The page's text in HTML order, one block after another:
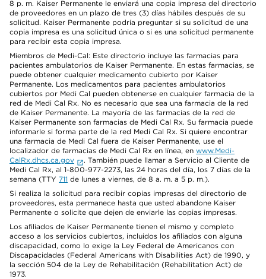
8 p. m. Kaiser Permanente le enviará una copia impresa del directorio
de proveedores en un plazo de tres (3) días hábiles después de su
solicitud. Kaiser Permanente podría preguntar si su solicitud de una
copia impresa es una solicitud única o si es una solicitud permanente
para recibir esta copia impresa.
Miembros de Medi-Cal: Este directorio incluye las farmacias para
pacientes ambulatorios de Kaiser Permanente. En estas farmacias, se
puede obtener cualquier medicamento cubierto por Kaiser
Permanente. Los medicamentos para pacientes ambulatorios
cubiertos por Medi Cal pueden obtenerse en cualquier farmacia de la
red de Medi Cal Rx. No es necesario que sea una farmacia de la red
de Kaiser Permanente. La mayoría de las farmacias de la red de
Kaiser Permanente son farmacias de Medi Cal Rx. Su farmacia puede
informarle si forma parte de la red Medi Cal Rx. Si quiere encontrar
una farmacia de Medi Cal fuera de Kaiser Permanente, use el
localizador de farmacias de Medi Cal Rx en línea, en www.Medi-
CalRx.dhcs.ca.gov
. También puede llamar a Servicio al Cliente de
Medi Cal Rx, al 1-800-977-2273, las 24 horas del día, los 7 días de la
semana (TTY 711 de lunes a viernes, de 8 a. m. a 5 p. m.).
Si realiza la solicitud para recibir copias impresas del directorio de
proveedores, esta permanece hasta que usted abandone Kaiser
Permanente o solicite que dejen de enviarle las copias impresas.
Los afiliados de Kaiser Permanente tienen el mismo y completo
acceso a los servicios cubiertos, incluidos los afiliados con alguna
discapacidad, como lo exige la Ley Federal de Americanos con
Discapacidades (Federal Americans with Disabilities Act) de 1990, y
la sección 504 de la Ley de Rehabilitación (Rehabilitation Act) de
1973.